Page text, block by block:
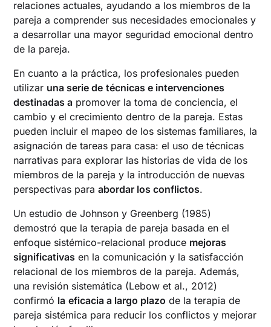
relaciones actuales, ayudando a los miembros de la
pareja a comprender sus necesidades emocionales y
a desarrollar una mayor seguridad emocional dentro
de la pareja.
En cuanto a la práctica, los profesionales pueden
utilizar una serie de técnicas e intervenciones
destinadas a promover la toma de conciencia, el
cambio y el crecimiento dentro de la pareja. Estas
pueden incluir el mapeo de los sistemas familiares, la
asignación de tareas para casa: el uso de técnicas
narrativas para explorar las historias de vida de los
miembros de la pareja y la introducción de nuevas
perspectivas paraabordar los conflictos.
Un estudio de Johnson y Greenberg (1985)
demostró que la terapia de pareja basada en el
enfoque sistémico-relacional produce mejoras
significativas en la comunicación y la satisfacción
relacional de los miembros de la pareja. Además,
una revisión sistemática (Lebow et al., 2012)
confirmó la eficacia a largo plazo de la terapia de
pareja sistémica para reducir los conflictos y mejorar